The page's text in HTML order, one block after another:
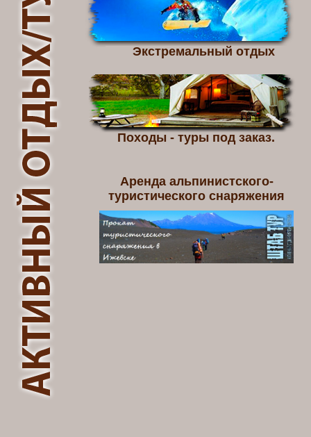
Экстремальный отдых
Походы - туры под заказ.
Аренда альпинистского-
туристического снаряжения